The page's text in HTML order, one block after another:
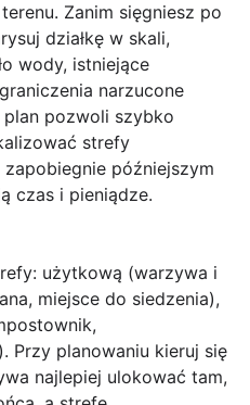
Zanim sięgniesz po
działkę w skali,
wody, istniejące
narzucone
plan pozwoli szybko
strefy
późniejszym
czas i pieniądze.
użytkową (warzywa i
miejsce do siedzenia),
Przy planowaniu kieruj się
najlepiej ulokować tam,